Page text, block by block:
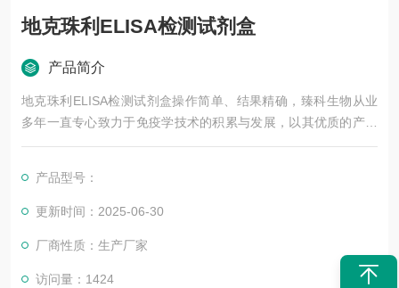
地克珠利ELISA检测试剂盒
产品简介
地克珠利ELISA检测试剂盒操作简单、结果精确，臻科生物从业
多年一直专心致力于免疫学技术的积累与发展，以其优质的产品
质量与专业的技术服务，赢得业内广大人士的认可。我司也一直
力合作共赢。
产品型号：
更新时间：2025-06-30
厂商性质：生产厂家
访问量：1424